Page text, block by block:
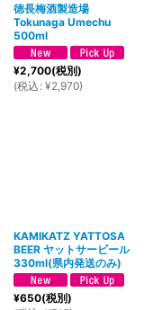
徳長梅酒製造場
Tokunaga Umechu
500ml
¥2,700(税別)
(税込 : ¥2,970)
KAMIKATZ YATTOSA
BEER ヤットサービール
330ml(県内発送のみ)
¥650(税別)